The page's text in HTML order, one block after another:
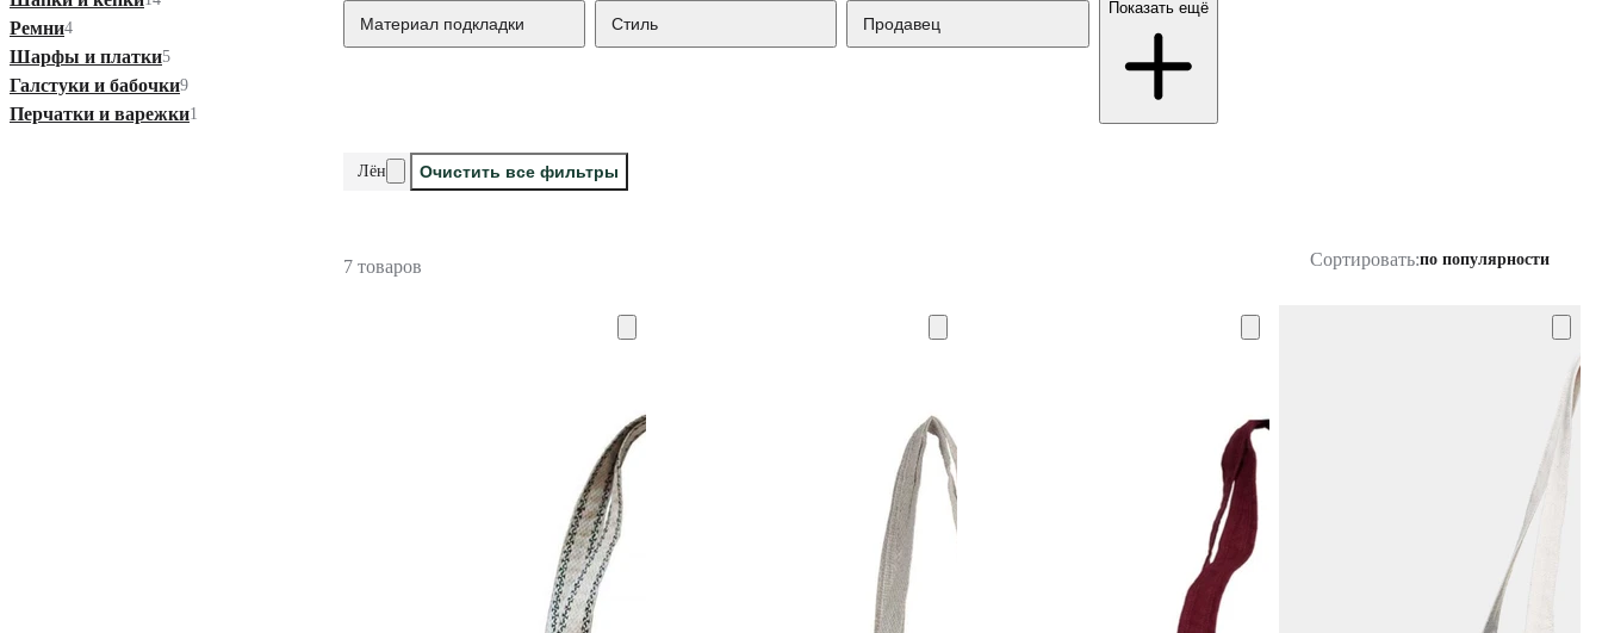
Ремни4
Шарфы и платки5
Галстуки и бабочки9
Перчатки и варежки1
Материал подкладки Стиль Продавец
Показать ещё
Лён Очистить все фильтры
7 товаров Сортировать:по популярности